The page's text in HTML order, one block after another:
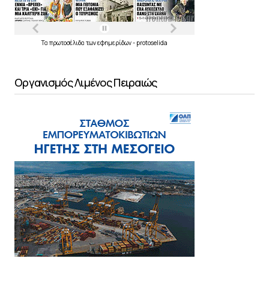
Τα πρωτοσέλιδα τωνεφημερίδων- protoselida
Οργανισμός Λιμένος Πειραιώς